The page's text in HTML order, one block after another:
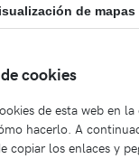
de
cookies
de esta web en
hacerlo. A
copiar los enlaces y